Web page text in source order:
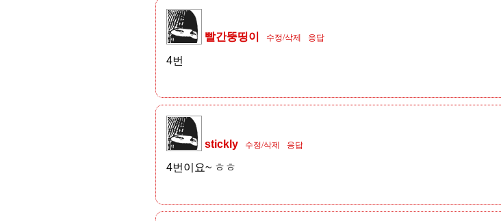
빨간뚱띵이 수정/삭제 응답
4번
stickly 수정/삭제 응답
4번이요~ ㅎㅎ